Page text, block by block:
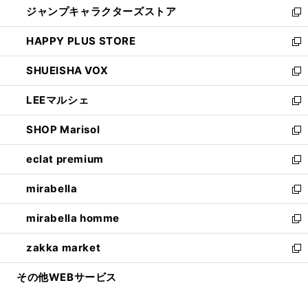
く
ィ
ン
ド
ウ
で
開
く
い
ウ
ィ
ン
ド
ウ
で
開
く
ジャンプキャラクターズストア
新
し
い
ウ
ィ
ン
ド
ウ
で
開
く
HAPPY PLUS STORE
新
し
い
ウ
ィ
ン
ド
ウ
で
開
く
SHUEISHA VOX
新
し
い
ウ
ィ
ン
ド
ウ
で
開
く
LEEマルシェ
新
し
い
ウ
ィ
ン
ド
ウ
で
開
く
SHOP Marisol
新
し
い
ウ
ィ
ン
ド
ウ
で
開
eclat premium
新
し
い
ウ
ィ
ン
ド
ウ
mirabella
新
し
い
ウ
ィ
ン
mirabella homme
新
し
い
ウ
zakka market
新
し
その他WEBサービス